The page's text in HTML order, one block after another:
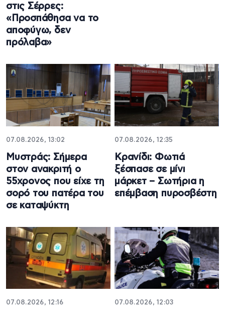
στις Σέρρες:
«Προσπάθησα να το
αποφύγω, δεν
πρόλαβα»
07.08.2026, 13:02
Μυστράς: Σήμερα
στον ανακριτή ο
55χρονος που είχε τη
σορό του πατέρα του
σε καταψύκτη
07.08.2026, 12:35
Κρανίδι: Φωτιά
ξέσπασε σε μίνι
μάρκετ – Σωτήρια η
επέμβαση πυροσβέστη
07.08.2026, 12:16 07.08.2026, 12:03